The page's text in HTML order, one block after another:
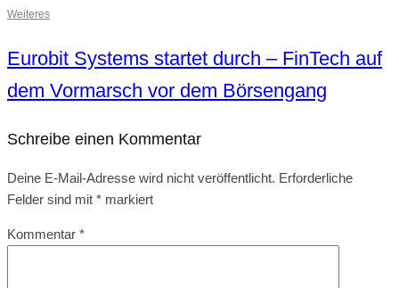
Weiteres
Eurobit Systems startet durch – FinTech auf
dem Vormarsch vor dem Börsengang
Schreibe einen Kommentar
Deine E-Mail-Adresse wird nicht veröffentlicht. Erforderliche
Felder sind mit * markiert
Kommentar *